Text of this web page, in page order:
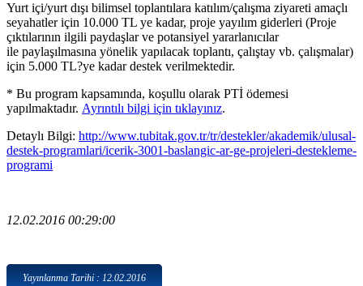
Yurt içi/yurt dışı bilimsel toplantılara katılım/çalışma ziyareti amaçlı
seyahatler için 10.000 TL ye kadar, proje yayılım giderleri (Proje
çıktılarının ilgili paydaşlar ve potansiyel yararlanıcılar
ile paylaşılmasına yönelik yapılacak toplantı, çalıştay vb. çalışmalar)
için 5.000 TL?ye kadar destek verilmektedir.
* Bu program kapsamında, koşullu olarak PTİ ödemesi
yapılmaktadır. Ayrıntılı bilgi için tıklayınız.
Detaylı Bilgi: http://www.tubitak.gov.tr/tr/destekler/akademik/ulusal-
destek-programlari/icerik-3001-baslangic-ar-ge-projeleri-destekleme-
programi
12.02.2016 00:29:00
Yayınlanma Tarihi : 12.02.2016